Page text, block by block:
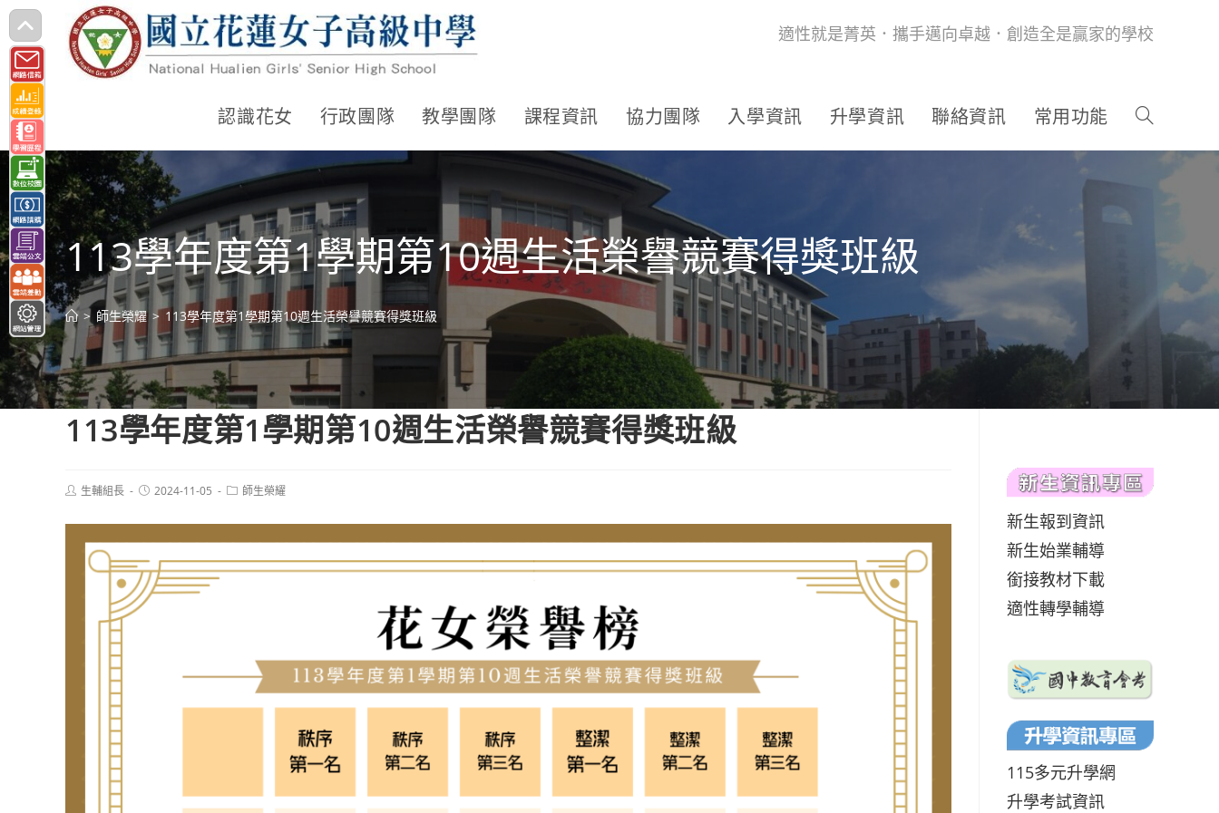
跳
轉
至
主
要
內
容
適性就是菁英．攜手邁向卓越．創造全是贏家的學校
認識花女 行政團隊 教學團隊 課程資訊 協力團隊 入學資訊 升學資訊 聯絡資訊 常用功能
113學年度第1學期第10週生活榮譽競賽得獎班級
> 師生榮耀 > 113學年度第1學期第10週生活榮譽競賽得獎班級
113學年度第1學期第10週生活榮譽競賽得獎班級
Post生輔組長
Post2024-11-05
Post師生榮耀
新生報到資訊
新生始業輔導
銜接教材下載
適性轉學輔導
115多元升學網
升學考試資訊